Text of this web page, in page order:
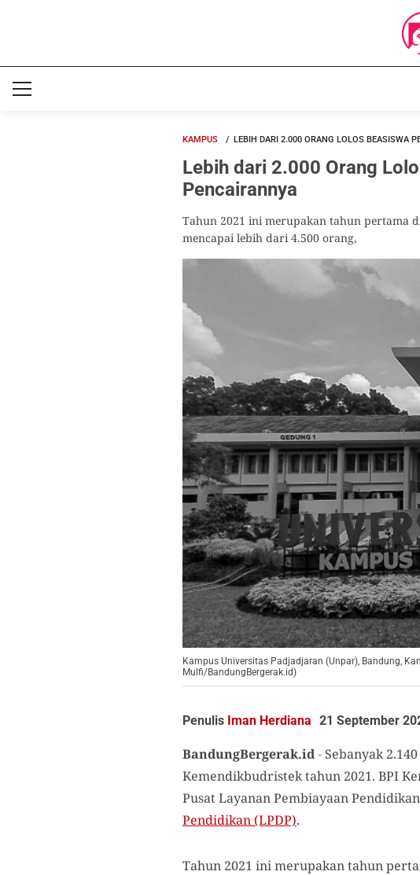
KAMPUS LEBIH DARI 2.000 ORANG LOLOS BEASISWA
Lebih dari 2.000 Orang
Pencairannya
Tahun 2021 ini merupakan tahun pertama
mencapai lebih dari 4.500 orang,
Kampus Universitas Padjadjaran (Unpar), Bandung,
Mulfi/BandungBergerak.id)
Penulis Iman Herdiana 21 September
BandungBergerak.id- Sebanyak
Kemendikbudristek tahun 2021. BPI
Pusat Layanan Pembiayaan
Pendidikan (LPDP).
Tahun 2021 ini merupakan tahun